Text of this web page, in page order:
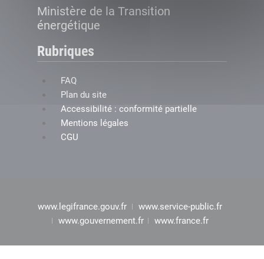
Ministère de la Transition
énergétique
Rubriques
FAQ
Plan du site
Accessibilité : conformité partielle
Mentions légales
CGU
www.legifrance.gouv.fr
www.service-public.fr
www.gouvernement.fr
www.france.fr